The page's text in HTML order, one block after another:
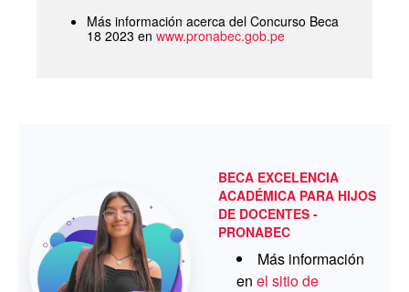
Más información acerca del Concurso Beca
18 2023 en www.pronabec.gob.pe
BECA EXCELENCIA
ACADÉMICA PARA HIJOS
DE DOCENTES -
PRONABEC
Más información
en el sitio de